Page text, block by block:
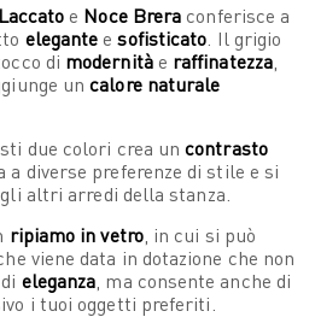
e Noce Brera conferisce a
eleganteesofisticato . Il grigio
di modernitàe raffinatezza,
uncalore naturale
due colori crea uncontrasto
a diverse preferenze di stile e si
altri arredi della stanza.
ripiamo in vetro, in cui si può
viene data in dotazione che non
eleganza , ma consente anche di
i tuoi oggetti preferiti.